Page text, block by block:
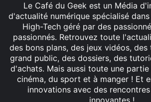
Le Café du Geek est un Média
d'actualité numérique spécialisé
High-Tech géré par des
passionnés. Retrouvez toute
des bons plans, des jeux vidéos,
grand public, des dossiers, des
d'achats. Mais aussi toute une
cinéma, du sport et à manger ! Et
innovations avec des